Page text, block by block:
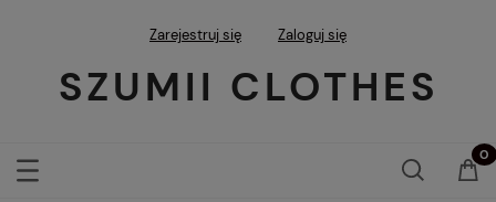
Zarejestruj się Zaloguj się
SZUMII CLOTHES